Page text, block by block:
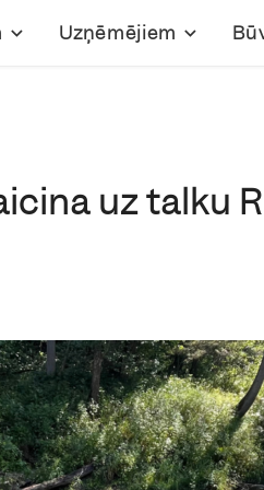
Uzņēmējiem
uz talku